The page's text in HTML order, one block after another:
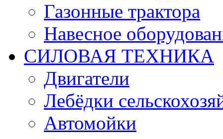
Газонные трактора
Навесное
СИЛОВАЯ ТЕХНИКА
Двигатели
Лебёдки
Автомойки